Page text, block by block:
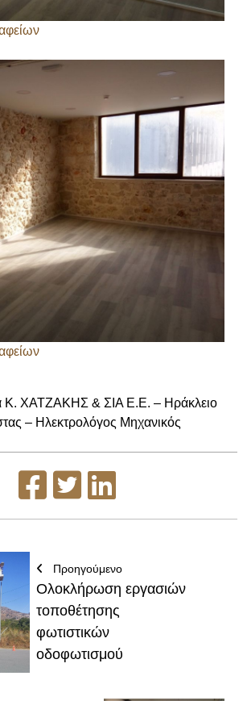
Κ. ΧΑΤΖΑΚΗΣ & ΣΙΑ Ε.Ε. – Ηράκλειο
– Ηλεκτρολόγος Μηχανικός
Προηγούμενο
Ολοκλήρωση εργασιών
τοποθέτησης
φωτιστικών
οδοφωτισμού